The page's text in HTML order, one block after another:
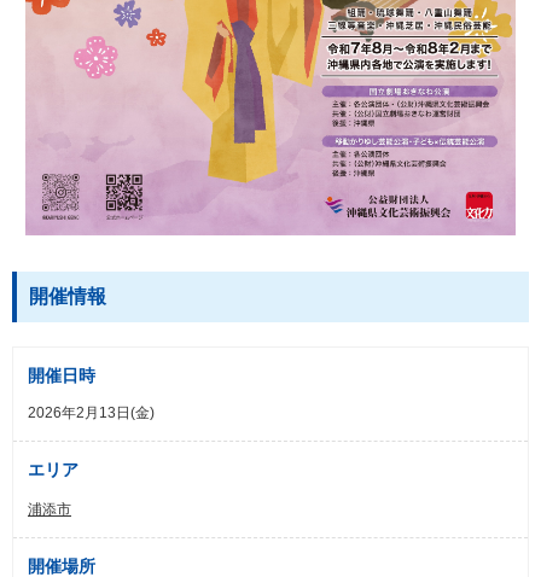
開催情報
開催日時
2026年2月13日(金)
エリア
浦添市
開催場所